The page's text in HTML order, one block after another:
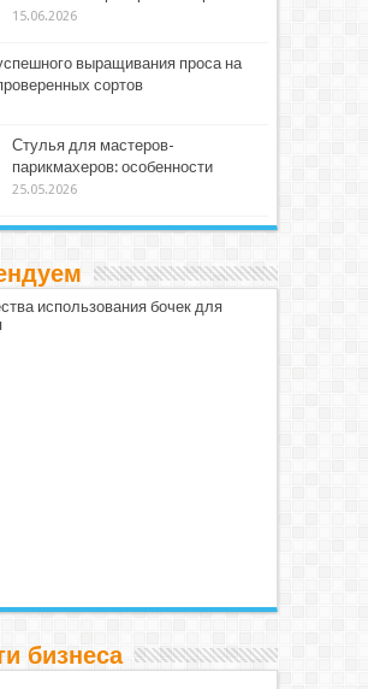
15.06.2026
выращивания проса на
сортов
Стулья для мастеров-
парикмахеров: особенности
25.05.2026
использования бочек для
бизнеса